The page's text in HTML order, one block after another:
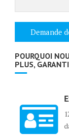
POURQUOI
PLUS,